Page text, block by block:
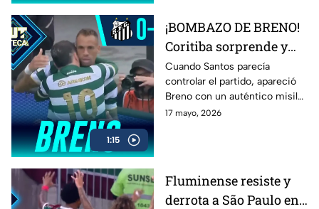
intensidad.
1:15
¡BOMBAZO DE BRENO!
Coritiba sorprende y
deja en silencio al
Santos en el Brasileirao
Cuando Santos parecía
controlar el partido, apareció
Breno con un auténtico misil
que cambió todo. Coritiba
17 mayo, 2026
Fluminense resiste y
derrota a São Paulo en